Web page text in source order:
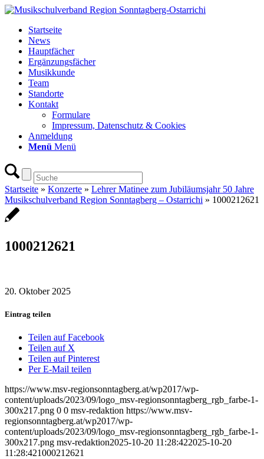
Startseite
News
Hauptfächer
Ergänzungsfächer
Musikkunde
Team
Standorte
Kontakt
Formulare
Impressum, Datenschutz & Cookies
Anmeldung
Menü Menü
Startseite » Konzerte » Lehrer Matinee zum Jubiläumsjahr 50 Jahre
Musikschulverband Region Sonntagberg – Ostarrichi » 1000212621
1000212621
20. Oktober 2025
Eintrag teilen
Teilen auf Facebook
Teilen auf X
Teilen auf Pinterest
Per E-Mail teilen
https://www.msv-regionsonntagberg.at/wp2017/wp-
content/uploads/2023/09/logo_msv-regionsonntagberg_rgb_farbe-1-
300x217.png 0 0 msv-redaktion https://www.msv-
regionsonntagberg.at/wp2017/wp-
content/uploads/2023/09/logo_msv-regionsonntagberg_rgb_farbe-1-
300x217.png msv-redaktion2025-10-20 11:28:422025-10-20
11:28:421000212621